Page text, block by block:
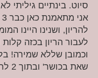
סיוט. בינתיים גיליתי
להריון, ושנינו היינו
לעבור הריון בכזה
וכמובן שללא שמירה!
שאת בכושר' ובתוך 2 לחיצות התינוק היה בחוץ!"